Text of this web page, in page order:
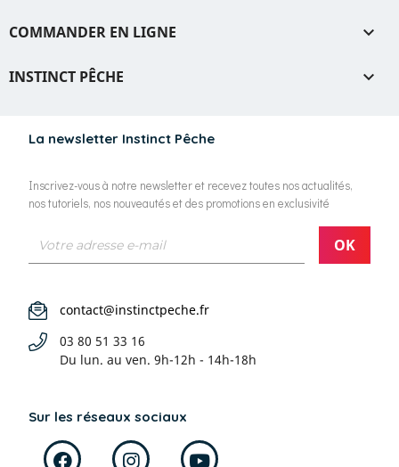
La newsletter Instinct Pêche
Inscrivez-vous à notre newsletter et recevez toutes nos actualités,
nos tutoriels, nos nouveautés et des promotions en exclusivité
contact@instinctpeche.fr
03 80 51 33 16
Du lun. au ven. 9h-12h - 14h-18h
Sur les réseaux sociaux
COMMANDER EN LIGNE 
INSTINCT PÊCHE 